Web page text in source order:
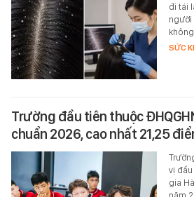
đi tái
người
SỨC
Trường đầu tiên thuộc
chuẩn 2026, cao nhất 21,25
vị
gia